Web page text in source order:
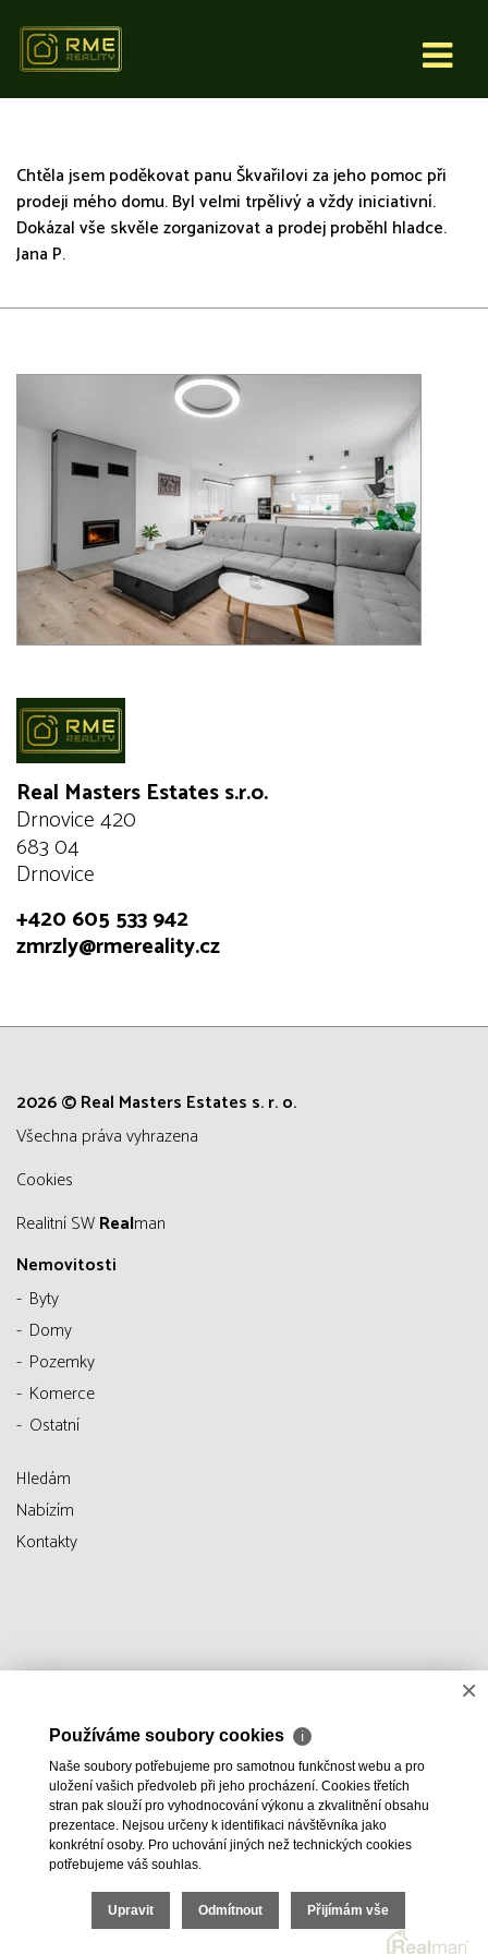
Real Masters Estates, s.r.o.
Chtěla jsem poděkovat panu Škvařilovi za jeho pomoc při
prodeji mého domu. Byl velmi trpělivý a vždy iniciativní.
Dokázal vše skvěle zorganizovat a prodej proběhl hladce.
Jana P.
Real Masters Estates s.r.o.
Drnovice 420
683 04
Drnovice
+420 605 533 942
zmrzly@rmereality.cz
2026 © Real Masters Estates s. r. o.
všechna práva vyhrazena
Cookies
Realitní SWRealman
Nemovitosti
Byty
Domy
Pozemky
Komerce
Ostatní
Hledám
Nabízím
Kontakty
×
Používáme soubory cookies ℹ
Naše soubory potřebujeme pro samotnou funkčnost webu a pro
uložení vašich předvoleb při jeho procházení. Cookies třetích
stran pak slouží pro vyhodnocování výkonu a zkvalitnění obsahu
prezentace. Nejsou určeny k identifikaci návštěvníka jako
konkrétní osoby. Pro uchování jiných než technických cookies
potřebujeme váš souhlas.
Upravit Odmítnout Přijímám vše